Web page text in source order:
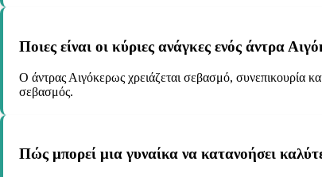
Ποιες είναι οι κύριες ανάγκες ενός άντρα
Ο άντρας Αιγόκερως χρειάζεται σεβασμό, συνεπικουρία
σεβασμός.
Πώς μπορεί μια γυναίκα να κατανοήσει